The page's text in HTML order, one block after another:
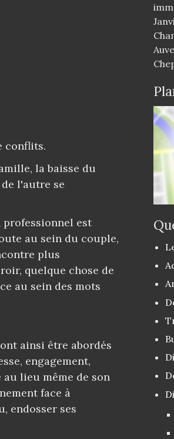
conflits.
la baisse du
l'autre se
est
au sein du couple,
plus
quelque chose de
au sein des mots
ainsi être abordés
engagement,
lieu même de son
face à
endosser ses